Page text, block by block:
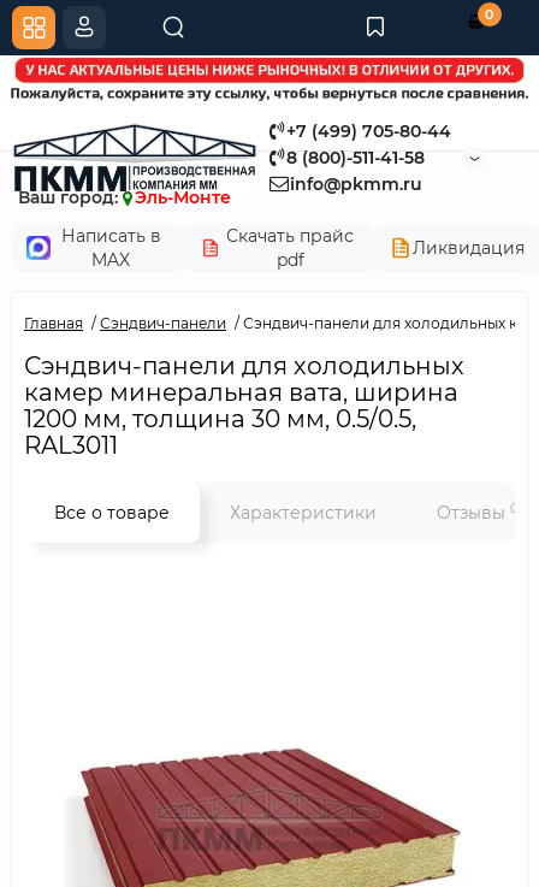
+7 (499) 705-80-44
8 (800)-511-41-58
info@pkmm.ru
Ваш город:
Эль-Монте
Написать в
MAX
Скачать прайс
pdf
Ликвидация
0
Главная Сэндвич-панели Сэндвич-панели для холодильных
Сэндвич-панели для холодильных
камер минеральная вата, ширина
1200 мм, толщина 30 мм, 0.5/0.5,
RAL3011
Все о товаре Характеристики Отзывы 0